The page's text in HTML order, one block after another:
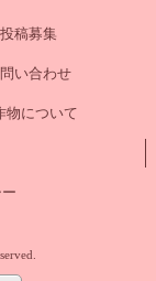
投稿募集
い合わせ
物について